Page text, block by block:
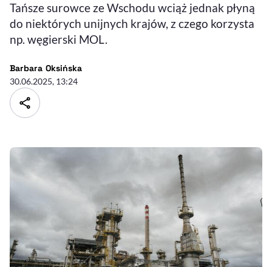
Tańsze surowce ze Wschodu wciąż jednak płyną
do niektórych unijnych krajów, z czego korzysta
np. węgierski MOL.
Barbara Oksińska- autor artykułu - profil
30.06.2025, 13:24